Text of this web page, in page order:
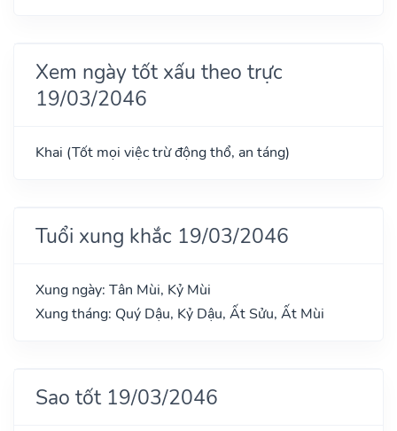
Xem ngày tốt xấu theo trực
19/03/2046
Khai (Tốt mọi việc trừ động thổ, an táng)
Tuổi xung khắc 19/03/2046
Xung ngày: Tân Mùi, Kỷ Mùi
Xung tháng: Quý Dậu, Kỷ Dậu, Ất Sửu, Ất Mùi
Sao tốt 19/03/2046